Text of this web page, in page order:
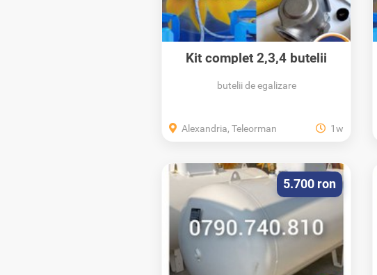
Kit complet 2,3,4 butelii
butelii de egalizare
Alexandria, Teleorman 1w
5.700 ron